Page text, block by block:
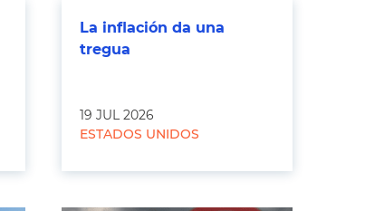
La inflación da una
tregua
19 JUL 2026
ESTADOS UNIDOS